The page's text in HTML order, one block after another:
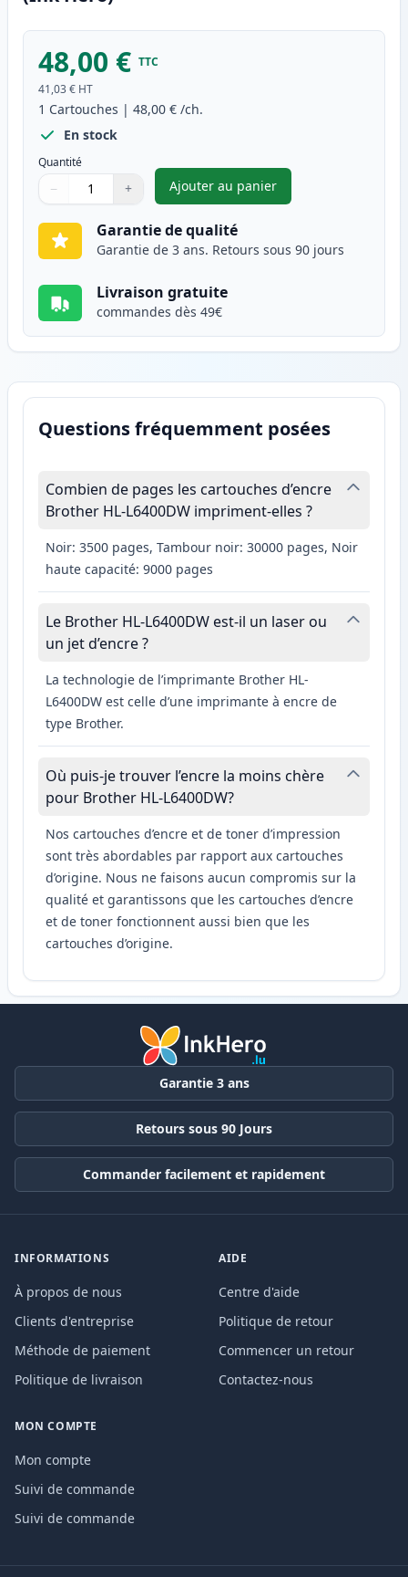
48,00 € TTC
41,03 € HT
1 Cartouches | 48,00 € /ch.
En stock
Quantité
Quantité
Utilisez les boutons pour ajuster
− +
Quantité
Ajouter au panier
,Brother DR3400 tambour
Garantie de qualité
Garantie de 3 ans. Retours sous 90 jours
Livraison gratuite
commandes dès 49€
Questions fréquemment posées
Combien de pages les cartouches d’encre
Brother HL-L6400DW impriment-elles ?
Noir: 3500 pages, Tambour noir: 30000 pages, Noir
haute capacité: 9000 pages
Le Brother HL-L6400DW est-il un laser ou
un jet d’encre ?
La technologie de l’imprimante Brother HL-
L6400DW est celle d’une imprimante à encre de
type Brother.
Où puis-je trouver l’encre la moins chère
pour Brother HL-L6400DW?
Nos cartouches d’encre et de toner d’impression
sont très abordables par rapport aux cartouches
d’origine. Nous ne faisons aucun compromis sur la
qualité et garantissons que les cartouches d’encre
et de toner fonctionnent aussi bien que les
cartouches d’origine.
Garantie 3 ans
Retours sous 90 Jours
Commander facilement et rapidement
INFORMATIONS
À propos de nous
Clients d'entreprise
Méthode de paiement
Politique de livraison
AIDE
Centre d'aide
Politique de retour
Commencer un retour
Contactez-nous
MON COMPTE
Mon compte
Suivi de commande
Suivi de commande